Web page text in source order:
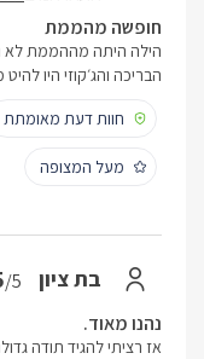
חופשה מהממת
הילה היתה מההממת לא
הבריכה והג׳קוזי היו
חוות דעת מאומתת
מעל המצופה
בת ציון /5
נהנו מאוד.
אז רציתי להגיד תודה